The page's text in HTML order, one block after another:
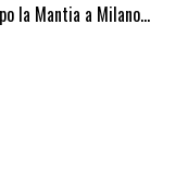
la Mantia a Milano…